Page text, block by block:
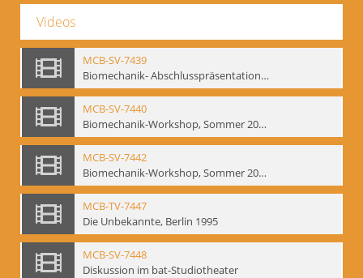
Videos
MCB-SV-7439
Biomechanik- Abschlusspräsentation des Workshops Sommer 2001
MCB-SV-7440
Biomechanik-Workshop, Sommer 2002
MCB-SV-7442
Biomechanik-Workshop, Sommer 2003
MCB-TV-7447
Die Unbekannte, Berlin 1995
MCB-SV-7448
Diskussion im bat-Studiotheater